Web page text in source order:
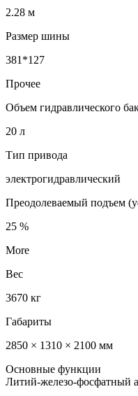
2.28 м
Размер шины
381*127
Прочее
Объем гидравлического
20 л
Тип привода
электрогидравлический
Преодолеваемый подъем
25 %
More
Вес
3670 кг
Габариты
2850 × 1310 × 2100 мм
Основные функции
Литий-железо-фосфатный